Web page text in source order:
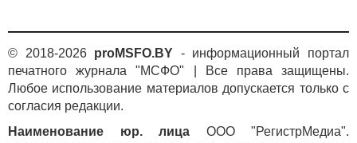
и российский водители на территории Беларуси, то
может быть составлен европротокол либо вызвана
ГАИ. Если виновником аварии признают российского
водителя, то его белорусский коллега должен подать
заявление на возмещение ущерба не в российскую
транспортному страхованию, которое предъявит
© 2018-2026 proMSFO.BY - информационный портал
печатного журнала "МСФО" | Все права защищены.
Любое использование материалов допускается только с
согласия редакции.
Наименование юр. лица ООО "РегистрМедиа".